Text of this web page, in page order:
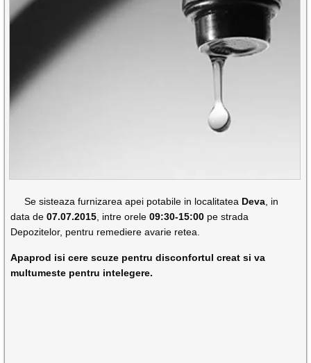
Se sisteaza furnizarea apei potabile in localitatea Deva, in
data de07.07.2015, intre orele09:30-15:00 pe strada
Depozitelor, pentru remediere avarie retea.
Apaprod isi cere scuze pentru disconfortul creat si va
multumeste pentru intelegere.